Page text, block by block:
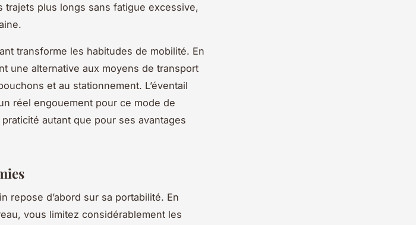
plus longs sans fatigue excessive,
transforme les habitudes de mobilité. En
une alternative aux moyens de transport
et au stationnement. L’éventail
réel engouement pour ce mode de
autant que pour ses avantages
repose d’abord sur sa portabilité. En
vous limitez considérablement les